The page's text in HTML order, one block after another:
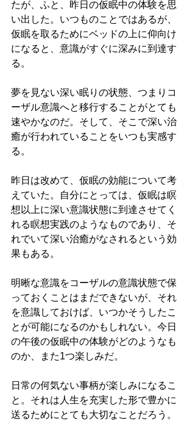
たが、ふと、昨日の仮眠中の体験を思
い出した。いつものことではあるが、
仮眠を取るためにベッドの上に仰向け
になると、意識がすぐに深みに到達す
る。
夢を見ない深い眠りの状態、つまりコ
ーザル意識へと移行することがとても
速やかなのだ。そして、そこで深い治
癒が行われていることをいつも実感す
る。
昨日は改めて、仮眠の効能について考
えていた。自分にとっては、仮眠は瞑
想以上に深い意識状態に到達させてく
れる瞑想実践のようなものであり、そ
れでいて深い治癒がなされるという効
果もある。
明晰な意識をコーザルの意識状態で保
っておくことはまだできないが、それ
を意識しておけば、いつかそうしたこ
とが可能になるのかもしれない。今日
の午後の仮眠中の体験がどのようなも
のか、また1つ楽しみだ。
日常の何気ない事柄が楽しみになるこ
と。それは人生を充実した形で豊かに
送るためにとても大切なことだろう。